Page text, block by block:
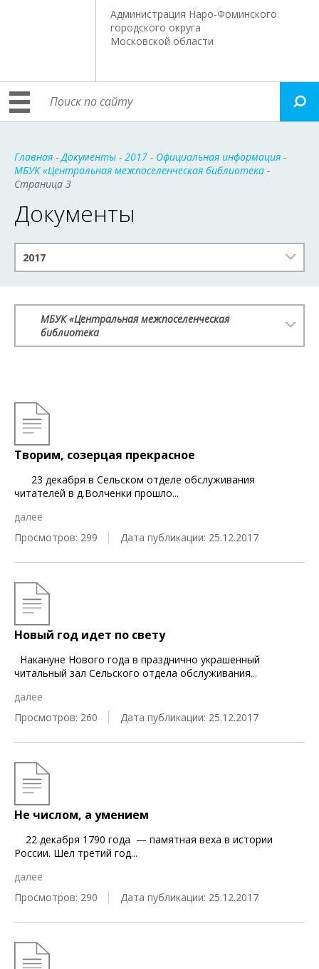
Администрация Наро-Фоминского
городского округа
Московской области
Главная -Документы - 2017 - Официальная информация -
МБУК «Центральная межпоселенческая библиотека -
Страница 3
Документы
2017
МБУК «Центральная межпоселенческая
библиотека
Творим, созерцая прекрасное
23 декабря в Сельском отделе обслуживания
читателей в д.Волченки прошло...
далее
Просмотров: 299
Дата публикации: 25.12.2017
Новый год идет по свету
Накануне Нового года в празднично украшенный
читальный зал Сельского отдела обслуживания...
далее
Просмотров: 260
Дата публикации: 25.12.2017
Не числом, а умением
22 декабря 1790 года — памятная веха в истории
России. Шел третий год...
далее
Просмотров: 290
Дата публикации: 25.12.2017